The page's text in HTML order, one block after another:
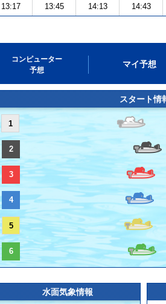
13:17 13:45 14:13 14:43
コンピューター
予想
マイ予想
スタート情
1
2
3
4
5
6
水面気象情報